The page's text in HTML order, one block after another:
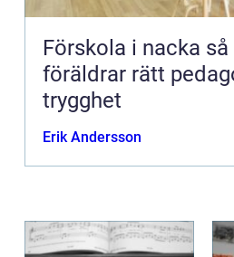
Förskola i nacka så hittar
föräldrar rätt
trygghet
Erik Andersson